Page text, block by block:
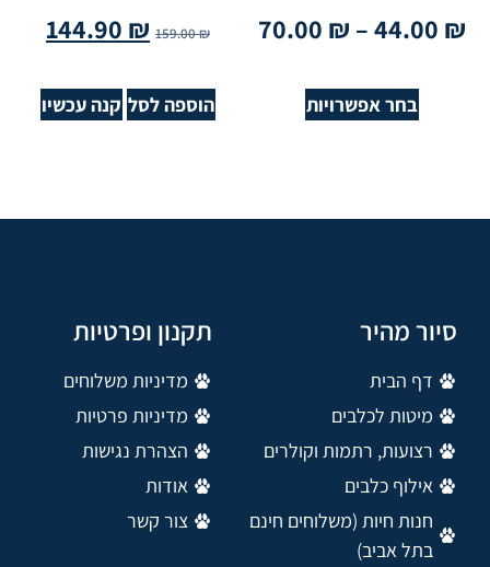
44.00 ₪
–
70.00 ₪
בחר אפשרויות
159.00₪
144.90 ₪
הוספה לסל קנה עכשיו
סיור מהיר
דף הבית
מיטות לכלבים
רצועות, רתמות וקולרים
אילוף כלבים
חנות חיות (משלוחים חינם
בתל אביב)
תקנון ופרטיות
מדיניות משלוחים
מדיניות פרטיות
הצהרת נגישות
אודות
צור קשר